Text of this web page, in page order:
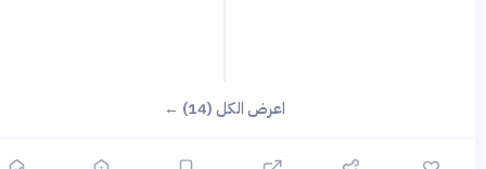
اعرض الكل (14) ←